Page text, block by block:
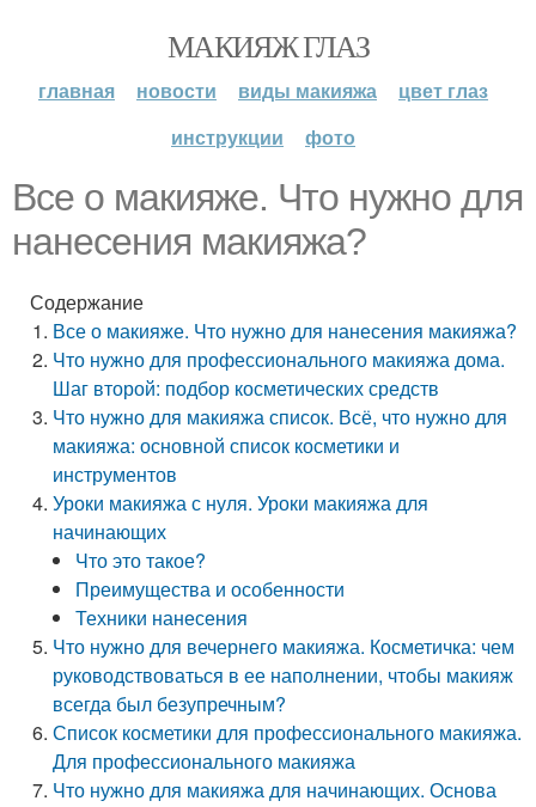
МАКИЯЖ ГЛАЗ
главная новости виды макияжа
цвет глаз
инструкции
фото
Все о макияже. Что нужно для
нанесения макияжа?
Содержание
Все о макияже. Что нужно для нанесения макияжа?
Что нужно для профессионального макияжа дома.
Шаг второй: подбор косметических средств
Что нужно для макияжа список. Всё, что нужно для
макияжа: основной список косметики и
инструментов
Уроки макияжа с нуля. Уроки макияжа для
начинающих
Что это такое?
Преимущества и особенности
Техники нанесения
Что нужно для вечернего макияжа. Косметичка: чем
руководствоваться в ее наполнении, чтобы макияж
всегда был безупречным?
Список косметики для профессионального макияжа.
Для профессионального макияжа
Что нужно для макияжа для начинающих. Основа